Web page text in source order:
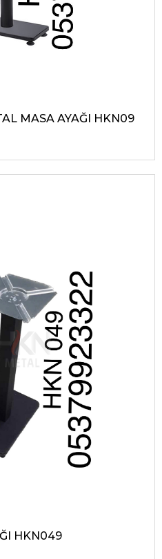
MASA AYAĞI HKN09
HKN049